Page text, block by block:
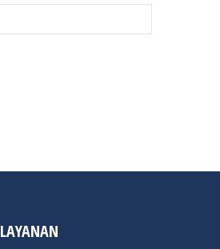
LAYANAN